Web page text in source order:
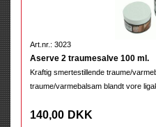
Art.nr.: 3023
Aserve 2 traumesalve 100 ml.
Kraftig smertestillende traume/
traume/varmebalsam blandt vore
140,00 DKK